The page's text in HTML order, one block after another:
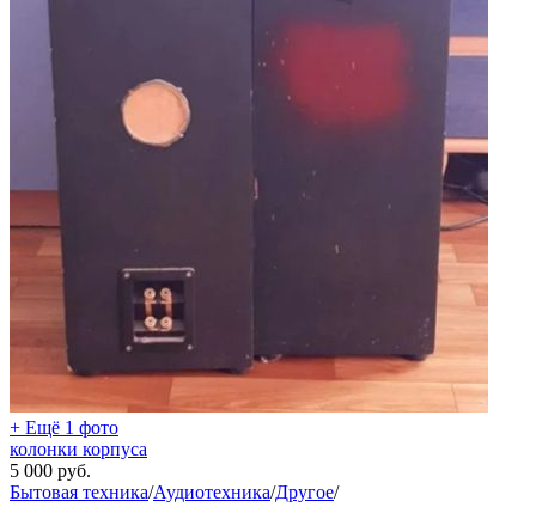
+ Ещё 1 фото
колонки корпуса
5 000 руб.
Бытовая техника/Аудиотехника/Другое/